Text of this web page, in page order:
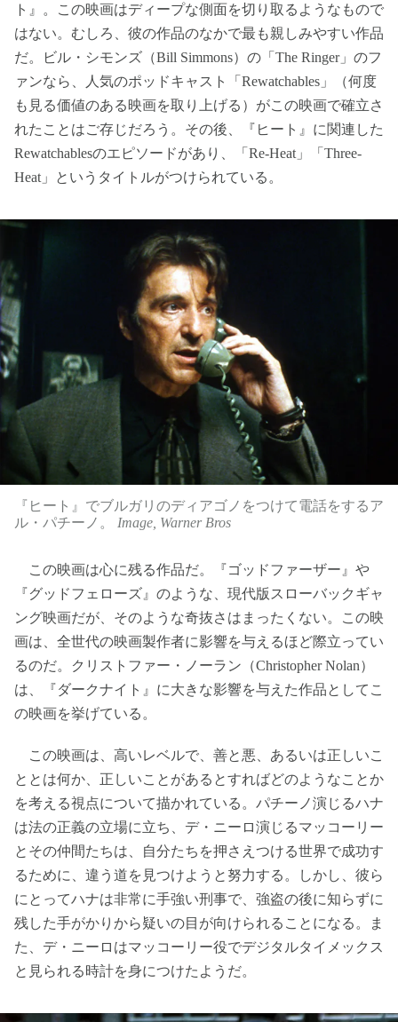
ト』。この映画はディープな側面を切り取るようなもので
はない。むしろ、彼の作品のなかで最も親しみやすい作品
だ。ビル・シモンズ（Bill Simmons）の「The Ringer」のフ
ァンなら、人気のポッドキャスト「Rewatchables」（何度
も見る価値のある映画を取り上げる）がこの映画で確立さ
れたことはご存じだろう。その後、『ヒート』に関連した
Rewatchablesのエピソードがあり、「Re-Heat」「Three-
Heat」というタイトルがつけられている。
『ヒート』でブルガリのディアゴノをつけて電話をするア
ル・パチーノ。
Image, Warner Bros
この映画は心に残る作品だ。『ゴッドファーザー』や
『グッドフェローズ』のような、現代版スローバックギャ
ング映画だが、そのような奇抜さはまったくない。この映
画は、全世代の映画製作者に影響を与えるほど際立ってい
るのだ。クリストファー・ノーラン（Christopher Nolan）
は、『ダークナイト』に大きな影響を与えた作品としてこ
の映画を挙げている。
この映画は、高いレベルで、善と悪、あるいは正しいこ
ととは何か、正しいことがあるとすればどのようなことか
を考える視点について描かれている。パチーノ演じるハナ
は法の正義の立場に立ち、デ・ニーロ演じるマッコーリー
とその仲間たちは、自分たちを押さえつける世界で成功す
るために、違う道を見つけようと努力する。しかし、彼ら
にとってハナは非常に手強い刑事で、強盗の後に知らずに
残した手がかりから疑いの目が向けられることになる。ま
た、デ・ニーロはマッコーリー役でデジタルタイメックス
と見られる時計を身につけたようだ。